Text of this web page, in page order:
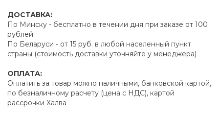
ДОСТАВКА:
По Минску - бесплатно в течении дня при заказе от 100
рублей
По Беларуси - от 15 руб. в любой населенный пункт
страны (стоимость доставки уточняйте у менеджера)
ОПЛАТА:
Оплатить за товар можно наличными, банковской картой,
по безналичному расчету (цена с НДС), картой
рассрочки Халва